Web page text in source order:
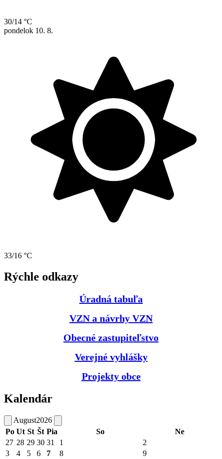
30/14 °C
pondelok 10. 8.
33/16 °C
Rýchle odkazy
Úradná tabuľa
VZN a návrhy VZN
Obecné zastupiteľstvo
Verejné vyhlášky
Projekty obce
Kalendár
August2026
Po Ut St Št Pia So
Ne
27 28 29 30 31 1
2
3
4 5 6 7 8 9